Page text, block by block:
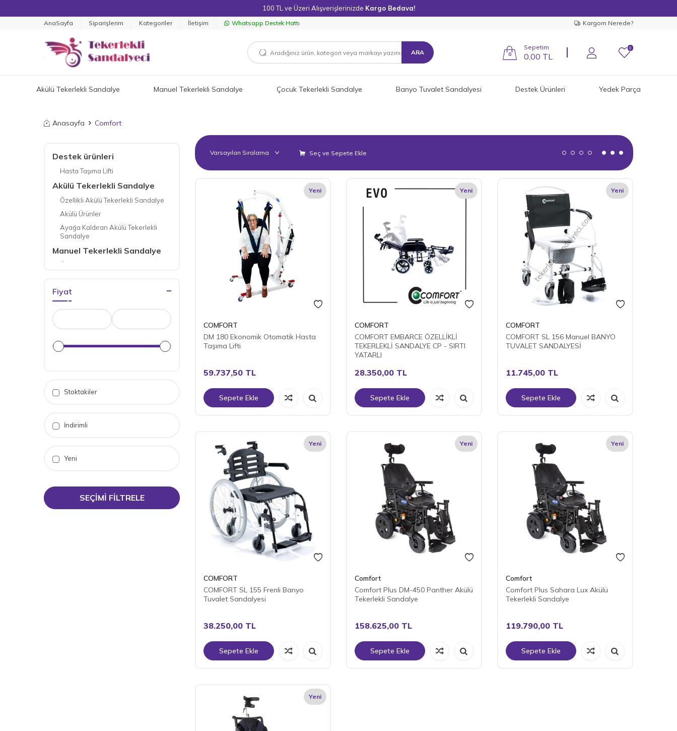
100 TL ve Üzeri Alışverişlerinizde Kargo Bedava!
AnaSayfa Siparişlerim Kategoriler İletişim Whatsapp Destek Hattı Kargom Nerede?
ARA 0
Sepetim
0,00 TL
0
Akülü Tekerlekli Sandalye Manuel Tekerlekli Sandalye Çocuk Tekerlekli Sandalye Banyo Tuvalet Sandalyesi Destek Ürünleri Yedek Parça
Anasayfa Comfort
Destek ürünleri
Hasta Taşıma Lifti
Akülü Tekerlekli Sandalye
Özellikli Akülü Tekerlekli Sandalye
Akülü Ürünler
Ayağa Kaldıran Akülü Tekerlekli
Sandalye
Manuel Tekerlekli Sandalye
Tüm Manuel Ürünler
Fiyat
Stoktakiler
İndirimli
Yeni
SEÇIMI FILTRELE
Seç ve Sepete Ekle
Yeni
COMFORT
DM 180 Ekonomik Otomatik Hasta
Taşıma Lifti
59.737,50 TL
Sepete Ekle
Yeni
COMFORT
COMFORT EMBARCE ÖZELLİKLİ
TEKERLEKLİ SANDALYE CP - SIRTI
YATARLI
28.350,00TL
Sepete Ekle
Yeni
COMFORT
COMFORT SL 156 Manuel BANYO
TUVALET SANDALYESİ
11.745,00TL
Sepete Ekle
Yeni
COMFORT
COMFORT SL 155 Frenli Banyo
Tuvalet Sandalyesi
38.250,00 TL
Sepete Ekle
Yeni
Comfort
Comfort Plus DM-450 Panther Akülü
Tekerlekli Sandalye
158.625,00TL
Sepete Ekle
Yeni
Comfort
Comfort Plus Sahara Lux Akülü
Tekerlekli Sandalye
119.790,00TL
Sepete Ekle
Yeni